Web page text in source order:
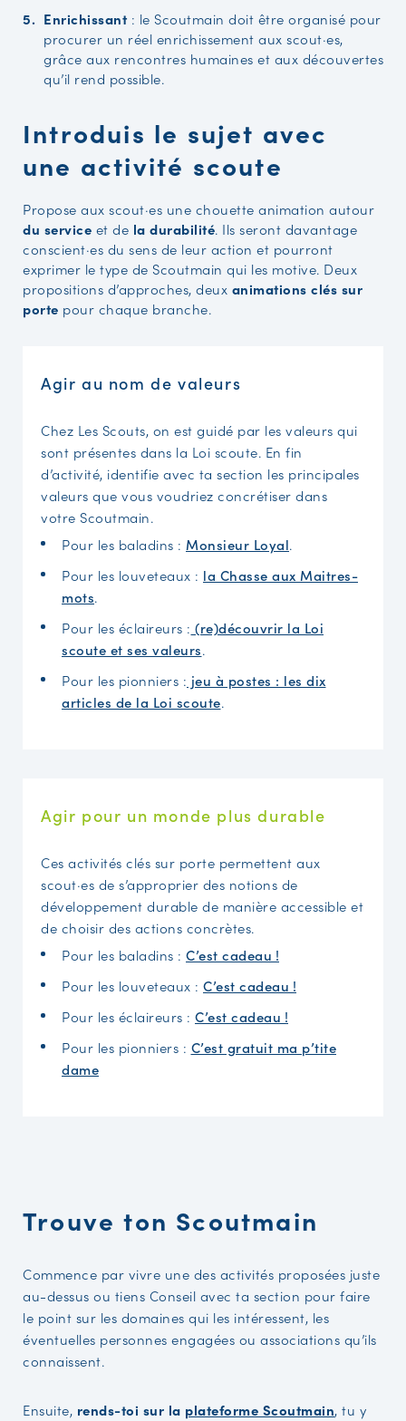
Enrichissant: le Scoutmain doit être organisé pour
procurer un réel enrichissement aux scout·es,
grâce aux rencontres humaines et aux découvertes
qu’il rend possible.
Introduis le sujet avec
une activité scoute
Propose aux scout·es une chouette animation autour
du service et de la durabilité. Ils seront davantage
conscient·es du sens de leur action et pourront
exprimer le type de Scoutmain qui les motive. Deux
propositions d’approches, deux animations clés sur
porte pour chaque branche.
Agir au nom de valeurs
Chez Les Scouts, on est guidé par les valeurs qui
sont présentes dans la Loi scoute. En fin
d’activité, identifie avec ta section les principales
valeurs que vous voudriez concrétiser dans
votre Scoutmain.
Pour les baladins : Monsieur Loyal.
Pour les louveteaux : la Chasse aux Maitres-
mots.
Pour les éclaireurs : (re)découvrir la Loi
scoute et ses valeurs.
Pour les pionniers : jeu à postes : les dix
articles de la Loi scoute.
Agir pour un monde plus durable
Ces activités clés sur porte permettent aux
scout·es de s’approprier des notions de
développement durable de manière accessible et
de choisir des actions concrètes.
Pour les baladins : C’est cadeau !
Pour les louveteaux : C’est cadeau !
Pour les éclaireurs : C’est cadeau !
Pour les pionniers : C’est gratuit ma p’tite
dame
Trouve ton Scoutmain
Commence par vivre une des activités proposées juste
au-dessus ou tiens Conseil avec ta section pour faire
le point sur les domaines qui les intéressent, les
éventuelles personnes engagées ou associations qu’ils
connaissent.
Ensuite, rends-toi sur la plateforme Scoutmain, tu y